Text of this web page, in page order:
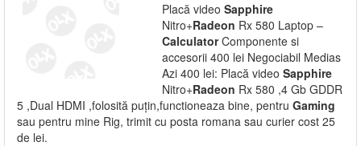
Placă video Sapphire
Nitro+Radeon Rx 580 Laptop –
CalculatorComponente si
accesorii 400 lei Negociabil Medias
Azi 400 lei: Placă video Sapphire
Nitro+Radeon Rx 580 ,4 Gb GDDR
5 ,Dual HDMI ,folosită puțin,functioneaza bine, pentru Gaming
sau pentru mine Rig, trimit cu posta romana sau curier cost 25
de lei.